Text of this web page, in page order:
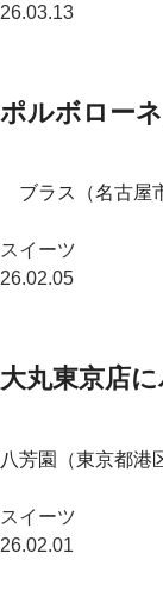
26.03.13
ポルボロー
ブラス（名古屋
スイーツ
26.02.05
大丸東京店
八芳園（東京都港
スイーツ
26.02.01